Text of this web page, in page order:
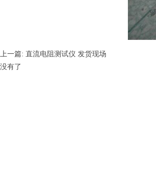
上一篇: 直流电阻测试仪 发货现场
没有了